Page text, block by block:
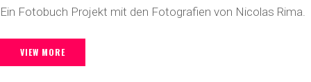
Ein Fotobuch Projekt mit den Fotografien von Nicolas
VIEW MORE